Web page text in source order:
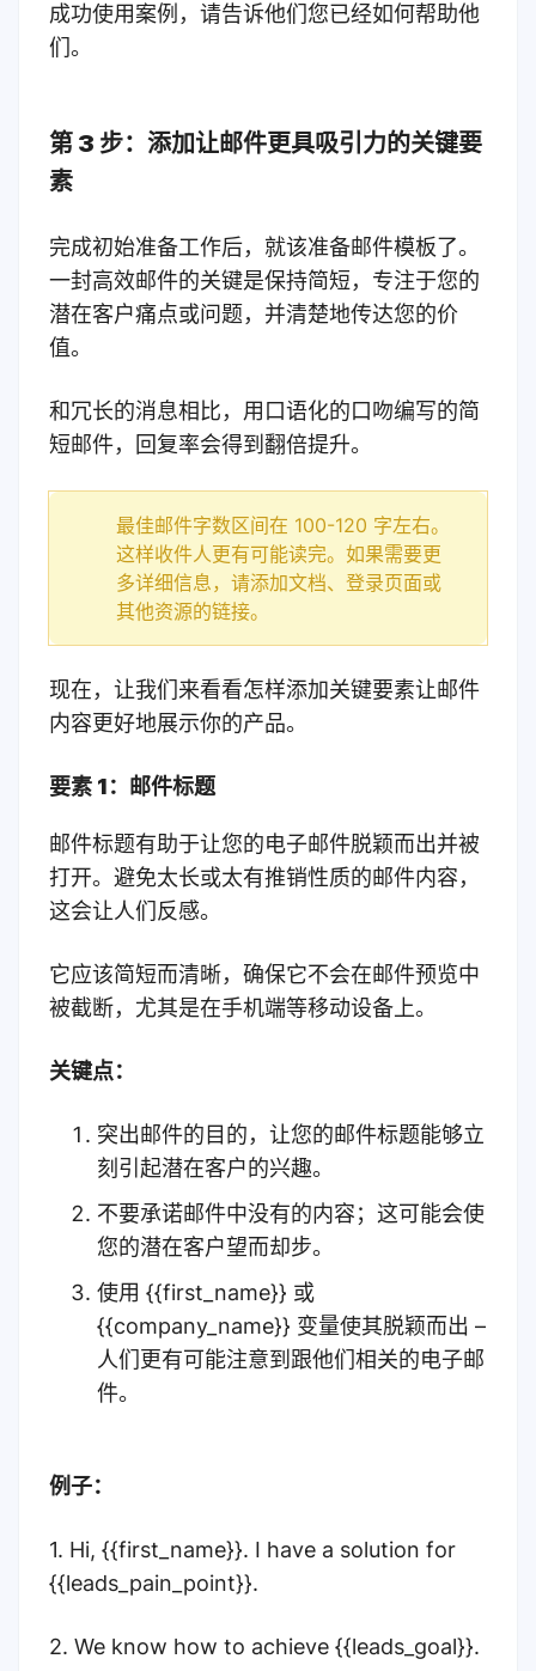
成功使用案例，请告诉他们您已经如何帮助他
们。
第 3 步：添加让邮件更具吸引力的关键要
素
完成初始准备工作后，就该准备邮件模板了。
一封高效邮件的关键是保持简短，专注于您的
潜在客户痛点或问题，并清楚地传达您的价
值。
和冗长的消息相比，用口语化的口吻编写的简
短邮件，回复率会得到翻倍提升。
最佳邮件字数区间在 100-120 字左右。
这样收件人更有可能读完。如果需要更
多详细信息，请添加文档、登录页面或
其他资源的链接。
现在，让我们来看看怎样添加关键要素让邮件
内容更好地展示你的产品。
要素 1：邮件标题
邮件标题有助于让您的电子邮件脱颖而出并被
打开。避免太长或太有推销性质的邮件内容，
这会让人们反感。
它应该简短而清晰，确保它不会在邮件预览中
被截断，尤其是在手机端等移动设备上。
关键点：
突出邮件的目的，让您的邮件标题能够立
刻引起潜在客户的兴趣。
不要承诺邮件中没有的内容；这可能会使
您的潜在客户望而却步。
使用 {{first_name}} 或
{{company_name}} 变量使其脱颖而出 –
人们更有可能注意到跟他们相关的电子邮
件。
例子：
1. Hi, {{first_name}}. I have a solution for
{{leads_pain_point}}.
2. We know how to achieve {{leads_goal}}.